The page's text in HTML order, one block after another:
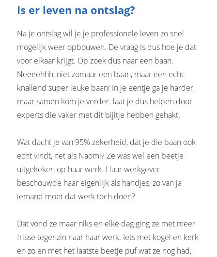
Is er leven na ontslag?
Na je ontslag wil je je professionele leven zo snel
mogelijk weer opbouwen. De vraag is dus hoe je dat
voor elkaar krijgt. Op zoek dus naar een baan.
Neeeehhh, niet zomaar een baan, maar een echt
knallend super leuke baan! In je eentje ga je harder,
maar samen kom je verder. laat je dus helpen door
experts die vaker met dit bijltje hebben gehakt.
Wat dacht je van 95% zekerheid, dat je die baan ook
echt vindt, net als Naomi? Ze was wel een beetje
uitgekeken op haar werk. Haar werkgever
beschouwde haar eigenlijk als handjes, zo van ja
iemand moet dat werk toch doen?
Dat vond ze maar niks en elke dag ging ze met meer
frisse tegenzin naar haar werk. Iets met kogel en kerk
en zo en met het laatste beetje puf wat ze nog had,